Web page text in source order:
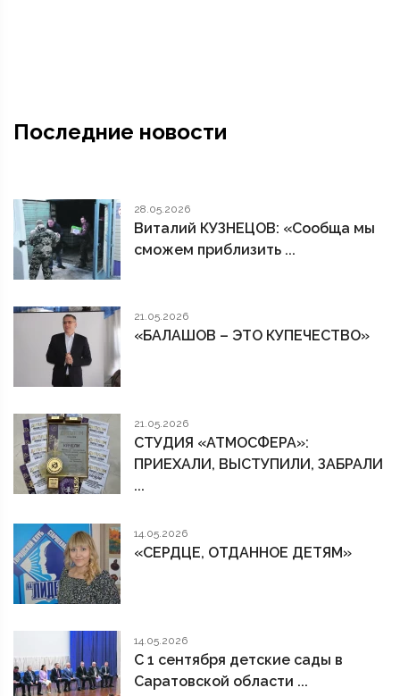
Последние новости
28.05.2026
Виталий КУЗНЕЦОВ: «Сообща мы
сможем приблизить ...
21.05.2026
«БАЛАШОВ – ЭТО КУПЕЧЕСТВО»
21.05.2026
СТУДИЯ «АТМОСФЕРА»:
ПРИЕХАЛИ, ВЫСТУПИЛИ, ЗАБРАЛИ
...
14.05.2026
«СЕРДЦЕ, ОТДАННОЕ ДЕТЯМ»
14.05.2026
С 1 сентября детские сады в
Саратовской области ...